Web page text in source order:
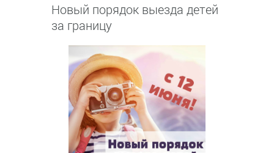
Новый порядок выезда детей
за границу